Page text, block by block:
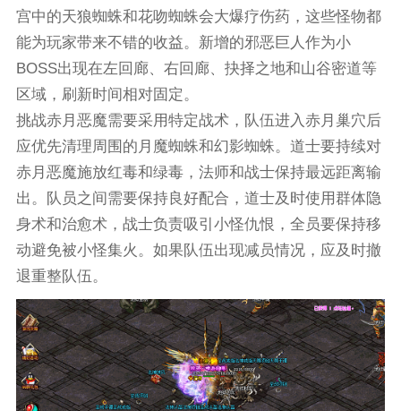
宫中的天狼蜘蛛和花吻蜘蛛会大爆疗伤药，这些怪物都
能为玩家带来不错的收益。新增的邪恶巨人作为小
BOSS出现在左回廊、右回廊、抉择之地和山谷密道等
区域，刷新时间相对固定。
挑战赤月恶魔需要采用特定战术，队伍进入赤月巢穴后
应优先清理周围的月魔蜘蛛和幻影蜘蛛。道士要持续对
赤月恶魔施放红毒和绿毒，法师和战士保持最远距离输
出。队员之间需要保持良好配合，道士及时使用群体隐
身术和治愈术，战士负责吸引小怪仇恨，全员要保持移
动避免被小怪集火。如果队伍出现减员情况，应及时撤
退重整队伍。